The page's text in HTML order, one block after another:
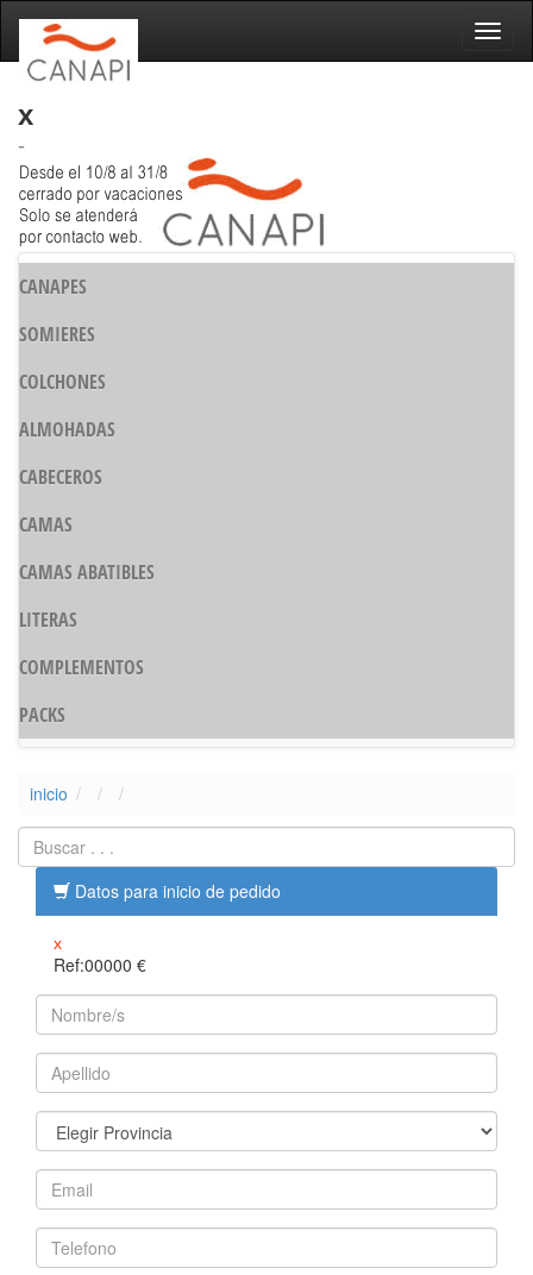
x
-
CANAPES
SOMIERES
COLCHONES
ALMOHADAS
CABECEROS
CAMAS
CAMAS ABATIBLES
LITERAS
COMPLEMENTOS
PACKS
inicio
Datos para inicio de pedido
x
Ref:00000 €